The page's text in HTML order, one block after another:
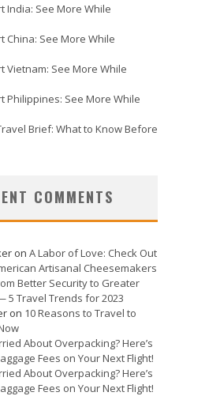
India: See More While
China: See More While
Vietnam: See More While
Philippines: See More While
Brief: What to Know Before
COMMENTS
on A Labor of Love: Check Out
Artisanal Cheesemakers
Better Security to Greater
5 Travel Trends for 2023
on 10 Reasons to Travel to
About Overpacking? Here’s
Fees on Your Next Flight!
About Overpacking? Here’s
Fees on Your Next Flight!